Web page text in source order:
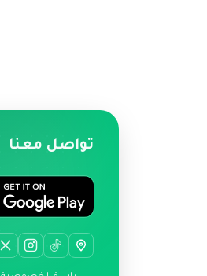
تواصل معنا